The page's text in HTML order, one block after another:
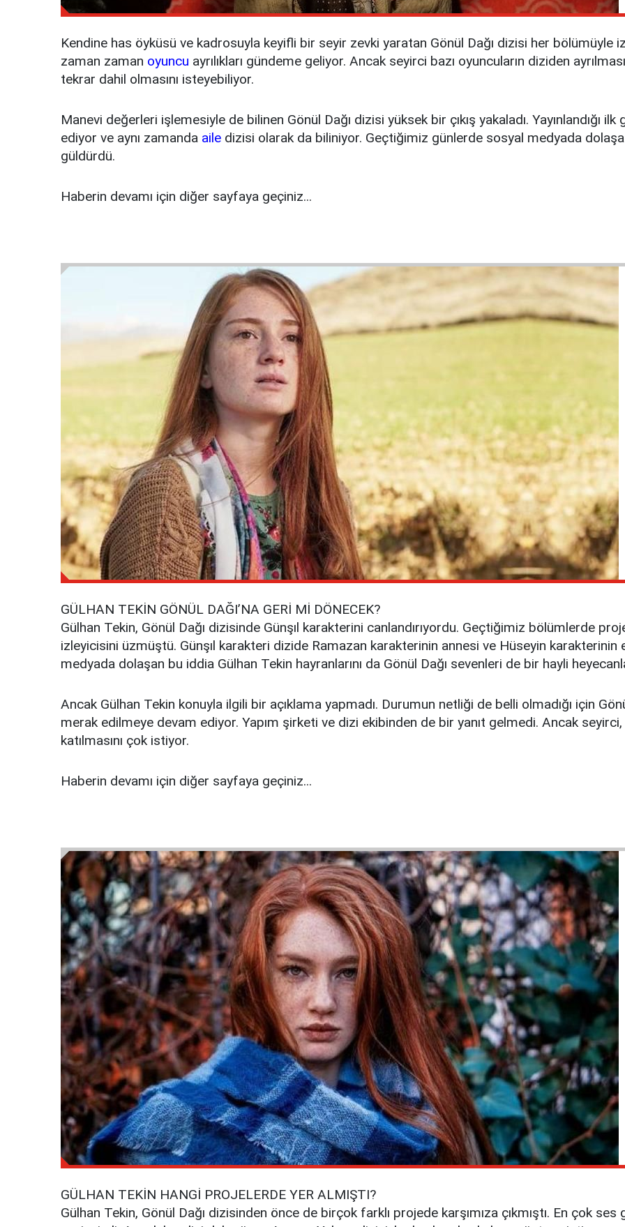
Kendine has öyküsü ve kadrosuyla keyifli bir seyir zevki yaratan Gönül Dağı dizisi her bölümüyle
zaman zaman oyuncu ayrılıkları gündeme geliyor. Ancak seyirci bazı oyuncuların diziden
tekrar dahil olmasını isteyebiliyor.
Manevi değerleri işlemesiyle de bilinen Gönül Dağı dizisi yüksek bir çıkış yakaladı. Yayınlandığı
ediyor ve aynı zamanda aile dizisi olarak da biliniyor. Geçtiğimiz günlerde sosyal medyada
güldürdü.
Haberin devamı için diğer sayfaya geçiniz...
GÜLHAN TEKİN GÖNÜL DAĞI’NA GERİ Mİ DÖNECEK?
Gülhan Tekin, Gönül Dağı dizisinde Günşıl karakterini canlandırıyordu. Geçtiğimiz bölümlerde
izleyicisini üzmüştü. Günşıl karakteri dizide Ramazan karakterinin annesi ve Hüseyin karakterinin
medyada dolaşan bu iddia Gülhan Tekin hayranlarını da Gönül Dağı sevenleri de bir hayli
Ancak Gülhan Tekin konuyla ilgili bir açıklama yapmadı. Durumun netliği de belli olmadığı için
merak edilmeye devam ediyor. Yapım şirketi ve dizi ekibinden de bir yanıt gelmedi. Ancak
katılmasını çok istiyor.
Haberin devamı için diğer sayfaya geçiniz...
GÜLHAN TEKİN HANGİ PROJELERDE YER ALMIŞTI?
Gülhan Tekin, Gönül Dağı dizisinden önce de birçok farklı projede karşımıza çıkmıştı. En çok